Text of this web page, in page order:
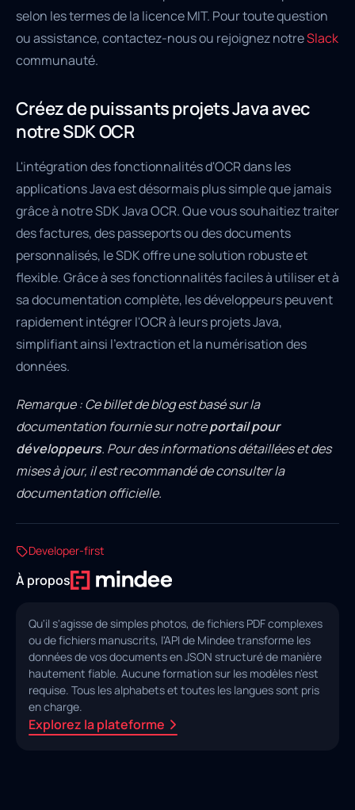
selon les termes de la licence MIT. Pour toute question
ou assistance, contactez-nous ou rejoignez notreSlack
communauté.
Créez de puissants projets Java avec
notre SDK OCR
L'intégration des fonctionnalités d'OCR dans les
applications Java est désormais plus simple que jamais
grâce à notre SDK Java OCR. Que vous souhaitiez traiter
des factures, des passeports ou des documents
personnalisés, le SDK offre une solution robuste et
flexible. Grâce à ses fonctionnalités faciles à utiliser et à
sa documentation complète, les développeurs peuvent
rapidement intégrer l'OCR à leurs projets Java,
simplifiant ainsi l'extraction et la numérisation des
données.
Remarque : Ce billet de blog est basé sur la
documentation fournie sur notreportail pour
développeurs. Pour des informations détaillées et des
mises à jour, il est recommandé de consulter la
documentation officielle.
Developer-first
À propos
Qu'il s'agisse de simples photos, de fichiers PDF complexes
ou de fichiers manuscrits, l'API de Mindee transforme les
données de vos documents en JSON structuré de manière
hautement fiable. Aucune formation sur les modèles n'est
requise. Tous les alphabets et toutes les langues sont pris
en charge.
Explorez la plateforme